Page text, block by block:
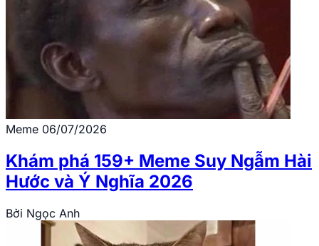
Meme 06/07/2026
Khám phá 159+ Meme Suy Ngẫm Hài
Hước và Ý Nghĩa 2026
Bởi Ngọc Anh